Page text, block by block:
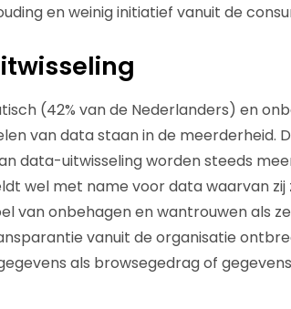
en weinig initiatief vanuit de
(42% van de Nederlanders) en
van data staan in de meerderheid.
data-uitwisseling worden steeds
wel met name voor data waarvan zij
van onbehagen en wantrouwen als
vanuit de organisatie
als browsegedrag of